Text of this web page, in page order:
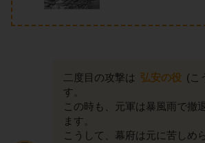
二度目の攻撃は 弘安の役 (こ
す。
この時も、元軍は暴風雨で撤
ます。
こうして、幕府は元に苦しめ